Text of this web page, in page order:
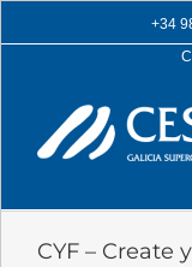
to
+34
CYF – Create